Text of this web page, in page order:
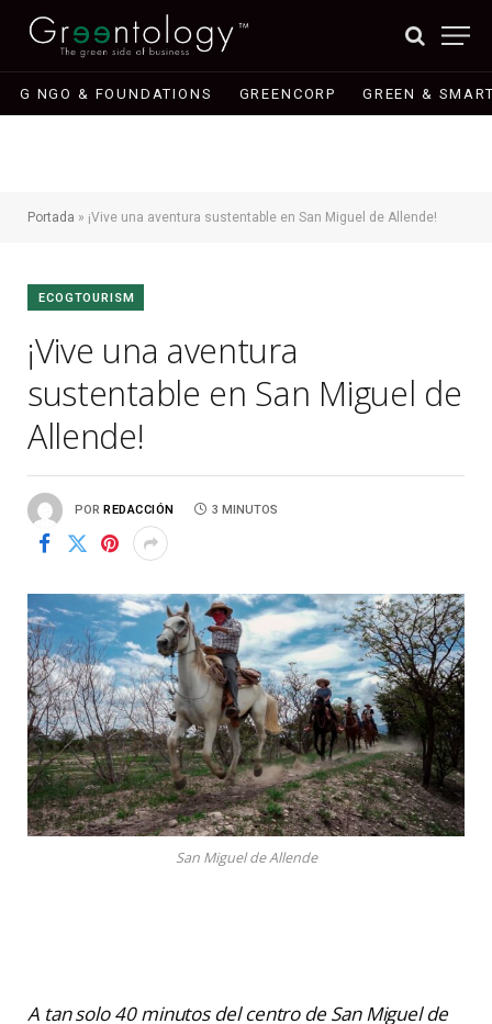
G NGO & FOUNDATIONS GREENCORP GREEN &
Portada » ¡Vive una aventura sustentable en San Miguel de Allende!
ECOGTOURISM
¡Vive una aventura
sustentable en San Miguel de
Allende!
POR REDACCIÓN 3 MINUTOS
San Miguel de Allende
A tan solo 40 minutos del centro de San Miguel de